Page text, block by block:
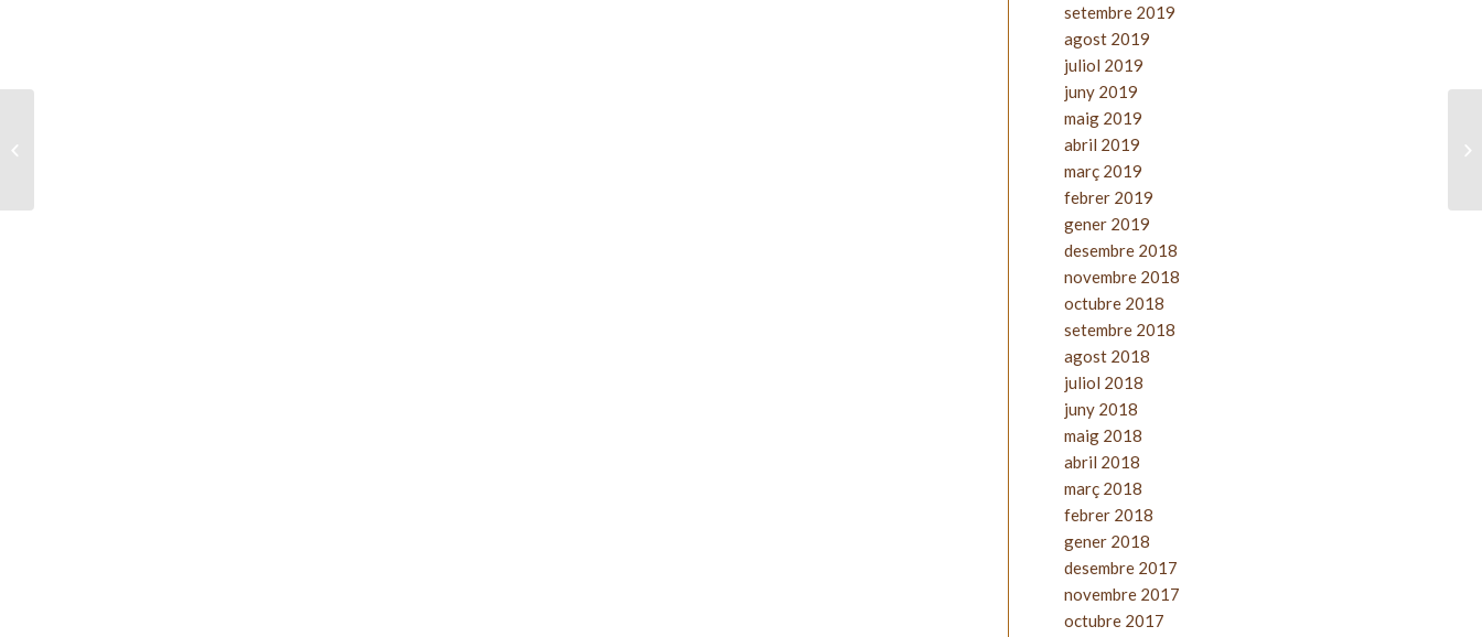
setembre 2019
agost 2019
juliol 2019
juny 2019
maig 2019
abril 2019
març 2019
febrer 2019
gener 2019
desembre 2018
novembre 2018
octubre 2018
setembre 2018
agost 2018
juliol 2018
juny 2018
maig 2018
abril 2018
març 2018
febrer 2018
gener 2018
desembre 2017
novembre 2017
octubre 2017